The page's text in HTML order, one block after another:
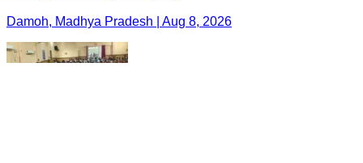
Damoh, Madhya Pradesh | Aug 8, 2026